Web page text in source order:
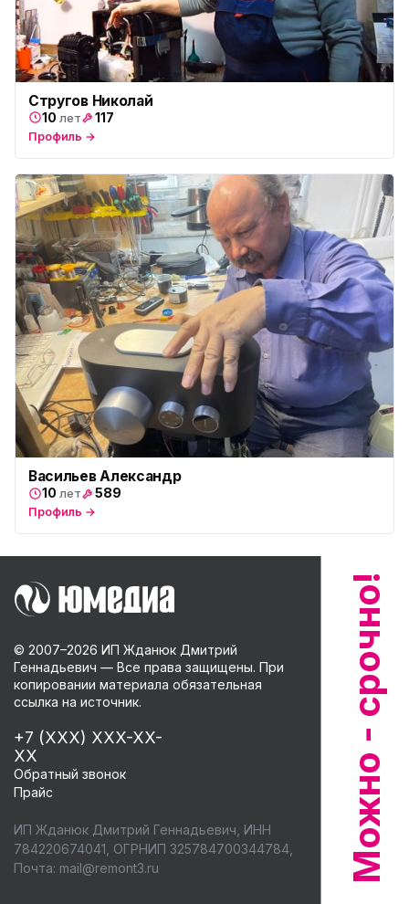
Стругов Николай
10 лет 117
Профиль →
Васильев Александр
10 лет 589
Профиль →
© 2007–2026 ИП Жданюк Дмитрий
Геннадьевич — Все права защищены. При
копировании материала обязательная
ссылка на источник.
+7 (XXX) XXX-XX-
XX
Обратный звонок
Прайс
ИП Жданюк Дмитрий Геннадьевич, ИНН
784220674041, ОГРНИП 325784700344784,
Почта: mail@remont3.ru